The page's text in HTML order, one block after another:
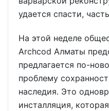
удается спасти,
На этой неделе
Archcod Алматы
предлагается по-
проблему
наследия. Это
инсталляция,